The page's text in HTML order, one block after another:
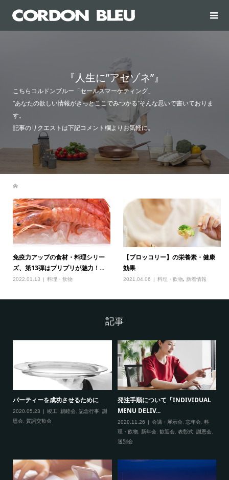
『人生に”アセゾネ”』
こちらコルドンブルー「セールスマーケティング」
”あなたの欲しい情報がきっとここでみつかる”そんな思いで書いておりま
す。
記事のリクエストは下記コメント欄よりお気軽に。
免疫力アップの食材・料理シリー
ズ、第13弾はプリプリが魅力！...
2022.01.13 料理・飲物
【ブロッコリー】の栄養素・健康
効果
2021.04.06 料理・飲物,新着情報
記事
パーティーを成功させるために
2020.05.23 竣工, 親睦会, 記念行事, 謝
恩会, 賀詞交歓会
発注手順について「INDIVIDUAL
MENU DELIV...
2020.11.26 会議・展示会, 忘年会, 料
理・飲物, 新年会, 歓迎会, 表彰式, 謝恩会,
送別会